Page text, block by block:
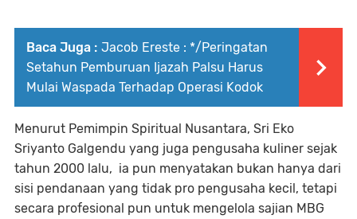
Baca Juga : Jacob Ereste : */Peringatan
Setahun Pemburuan Ijazah Palsu Harus
Mulai Waspada Terhadap Operasi Kodok
Menurut Pemimpin Spiritual Nusantara, Sri Eko
Sriyanto Galgendu yang juga pengusaha kuliner sejak
tahun 2000 lalu, ia pun menyatakan bukan hanya dari
sisi pendanaan yang tidak pro pengusaha kecil, tetapi
secara profesional pun untuk mengelola sajian MBG